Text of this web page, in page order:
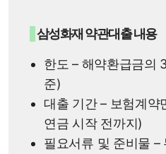
삼성화재 약관대출 내용
한도 – 해약환급금의
준)
대출 기간 – 보험계약
연금 시작 전까지)
필요서류 및 준비물 –